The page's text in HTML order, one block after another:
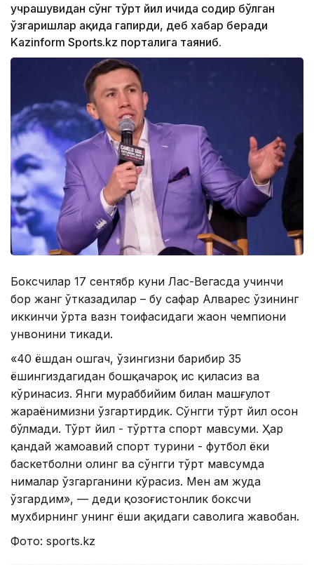
учрашувидан сўнг тўрт йил ичида содир бўлган
ўзгаришлар ҳақида гапирди, деб хабар беради
Kazinform Sports.kz порталига таяниб.
Боксчилар 17 сентябр куни Лас-Вегасда учинчи
бор жанг ўтказадилар – бу сафар Алварес ўзининг
иккинчи ўрта вазн тоифасидаги жаҳон чемпиони
унвонини тикади.
«40 ёшдан ошгач, ўзингизни барибир 35
ёшингиздагидан бошқачароқ ҳис қиласиз ва
кўринасиз. Янги мураббийим билан машғулот
жараёнимизни ўзгартирдик. Сўнгги тўрт йил осон
бўлмади. Тўрт йил - тўртта спорт мавсуми. Ҳар
қандай жамоавий спорт турини - футбол ёки
баскетболни олинг ва сўнгги тўрт мавсумда
нималар ўзгарганини кўрасиз. Мен ҳам жуда
ўзгардим», — деди қозоғистонлик боксчи
мухбирнинг унинг ёши ҳақидаги саволига жавобан.
Фото: sports.kz